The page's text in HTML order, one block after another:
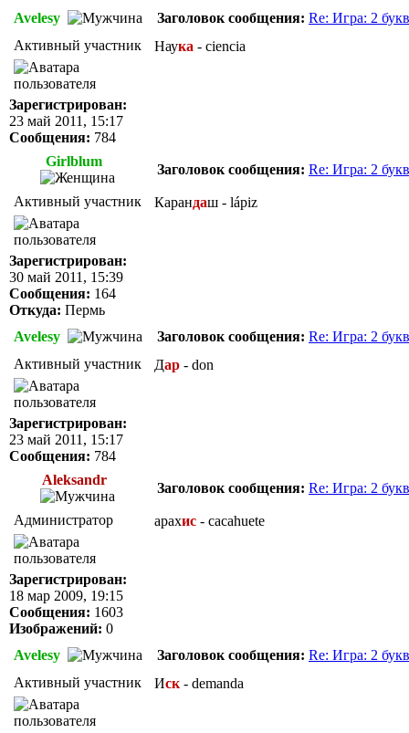
Avelesy Заголовок сообщения: Re: Игра: 2
Активный участник
Зарегистрирован:
23 май 2011, 15:17
Сообщения: 784
Наука - ciencia
Girlblum
Заголовок сообщения: Re: Игра: 2
Активный участник
Зарегистрирован:
30 май 2011, 15:39
Сообщения: 164
Откуда: Пермь
Карандаш - lápiz
Avelesy Заголовок сообщения: Re: Игра: 2
Активный участник
Зарегистрирован:
23 май 2011, 15:17
Сообщения: 784
Дар - don
Aleksandr
Заголовок сообщения: Re: Игра: 2
Администратор
Зарегистрирован:
18 мар 2009, 19:15
Сообщения: 1603
Изображений: 0
арахис - cacahuete
Avelesy Заголовок сообщения: Re: Игра: 2
Активный участник
Иск - demanda